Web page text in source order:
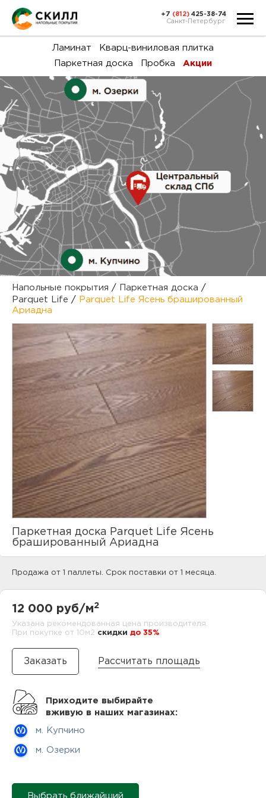
и
+7 (812) 425-38-74
Санкт-Петербург
Ламинат
Кварц-виниловая плитка
Паркетная доска
Пробка Акции
Напольные покрытия / Паркетная доска /
Parquet Life /
Parquet Life Ясень брашированный
Ариадна
Паркетная доска Parquet Life Ясень
брашированный Ариадна
Продажа от 1 паллеты. Срок поставки от 1 месяца.
12 000 руб/м2
Указана рекомендованная цена производителя.
При покупке от 10м2 cкидки до 35%
Рассчитать площадь
Приходите выбирайте
вживую в наших магазинах:
м. Купчино
м. Озерки
Выбрать ближайший